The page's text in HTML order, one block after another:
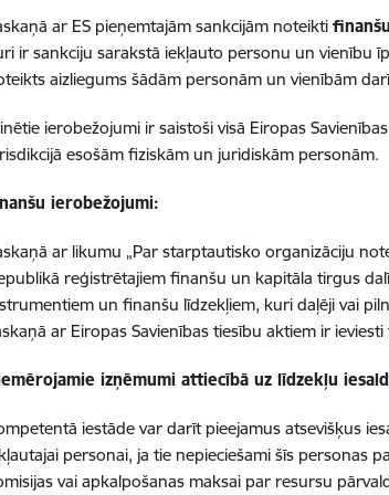
ar ES pieņemtajām sankcijām noteikti
ir sankciju sarakstā iekļauto personu un vienību
aizliegums šādām personām un vienībām
ierobežojumi ir saistoši visā Eiropas
esošām fiziskām un juridiskām personām.
ierobežojumi:
ar likumu „Par starptautisko organizāciju
reģistrētajiem finanšu un kapitāla tirgus
un finanšu līdzekļiem, kuri daļēji vai
ar Eiropas Savienības tiesību aktiem ir
izņēmumi attiecībā uz līdzekļu
iestāde var darīt pieejamus atsevišķus
personai, ja tie nepieciešami šīs personas
vai apkalpošanas maksai par resursu